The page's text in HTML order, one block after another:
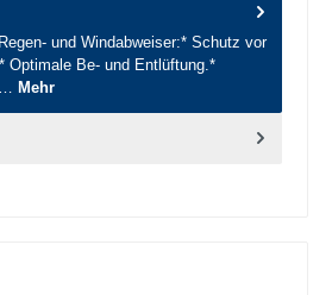
und Windabweiser:* Schutz vor
Optimale Be- und Entlüftung.*
Mehr